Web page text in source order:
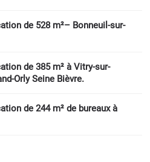
de 528 m²– Bonneuil-sur-
de 385 m² à Vitry-sur-
Orly Seine Bièvre.
de 244 m² de bureaux à